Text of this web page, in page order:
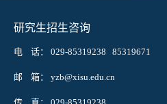
研究生招生咨询
电 话： 029-85319238 85319671
邮 箱： yzb@xisu.edu.cn